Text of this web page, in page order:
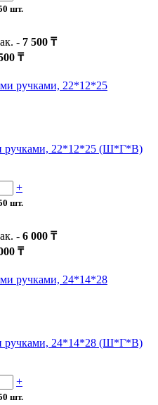
шт.
- 7 500 ₸
₸
ручками, 22*12*25 (Ш*Г*В)
+
шт.
- 6 000 ₸
₸
ручками, 24*14*28 (Ш*Г*В)
+
шт.